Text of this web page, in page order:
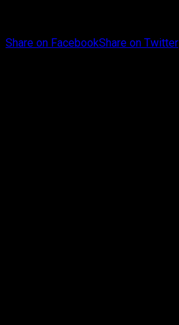
Share on FacebookShare on Twitter